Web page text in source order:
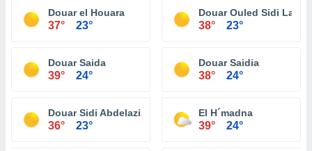
Douar el Houara
37° 23°
Douar Ouled Sidi
38° 23°
Douar Saida
39° 24°
Douar Saidia
38° 24°
Douar Sidi Abdelaziz
36° 23°
El H´madna
39° 24°